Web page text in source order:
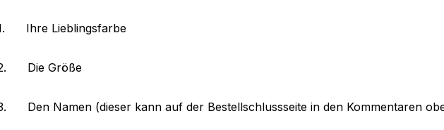
Ihre Lieblingsfarbe
Die Größe
Den Namen (dieser kann auf der Bestellschlussseite in den Kommentaren